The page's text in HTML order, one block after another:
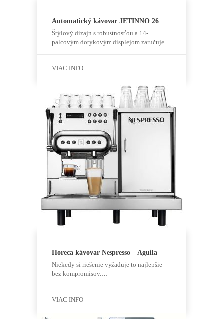
Automatický kávovar JETINNO 26
Štýlový dizajn s robustnosťou a 14-
palcovým dotykovým displejom zaručuje…
VIAC INFO
Horeca kávovar Nespresso – Aguila
Niekedy si riešenie vyžaduje to najlepšie
bez kompromisov.…
VIAC INFO